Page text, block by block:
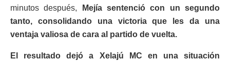
minutos después, Mejía sentenció con un segundo
tanto, consolidando una victoria que les da una
ventaja valiosa de cara al partido de vuelta.
El resultado dejó a Xelajú MC en una situación